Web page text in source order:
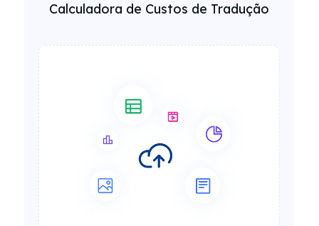
Calculadora de Custos de Tradução